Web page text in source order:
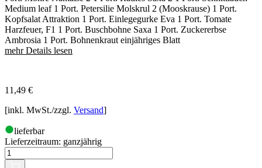
Medium leaf 1 Port. Petersilie Molskrul 2 (Mooskrause) 1 Port.
Kopfsalat Attraktion 1 Port. Einlegegurke Eva 1 Port. Tomate
Harzfeuer, F1 1 Port. Buschbohne Saxa 1 Port. Zuckererbse
Ambrosia 1 Port. Bohnenkraut einjähriges Blatt
mehr Details lesen
11,49 €
[inkl. MwSt./zzgl. Versand]
lieferbar
Lieferzeitraum: ganzjährig